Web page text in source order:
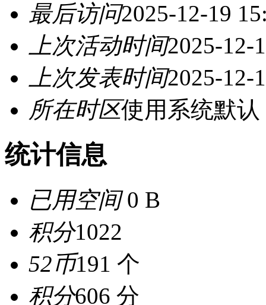
最后访问2025-12-19
上次活动时间2025-12-
上次发表时间2025-12-
所在时区使用系统默认
统计信息
已用空间0 B
积分1022
52币191 个
积分606 分